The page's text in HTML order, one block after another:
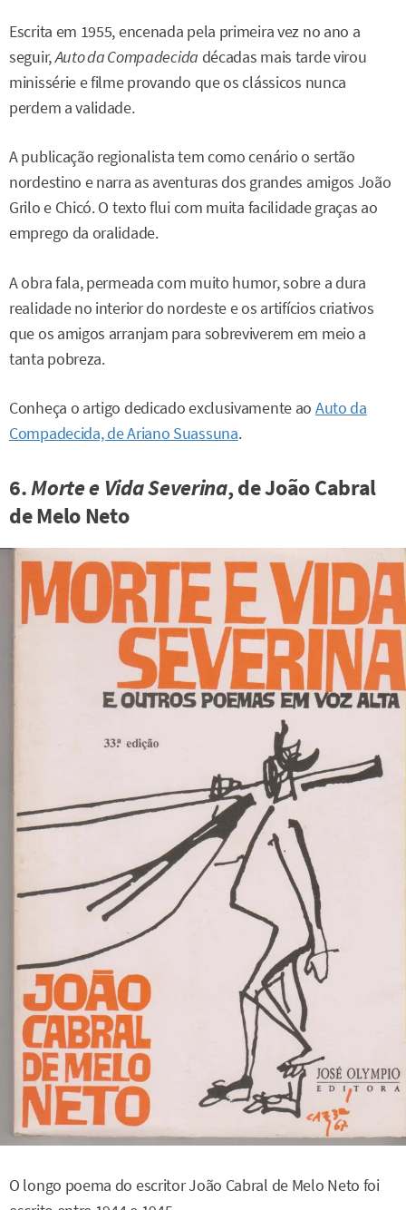
Escrita em 1955, encenada pela primeira vez no ano a
seguir,Auto da Compadecida décadas mais tarde virou
minissérie e filme provando que os clássicos nunca
perdem a validade.
A publicação regionalista tem como cenário o sertão
nordestino e narra as aventuras dos grandes amigos João
Grilo e Chicó. O texto flui com muita facilidade graças ao
emprego da oralidade.
A obra fala, permeada com muito humor, sobre a dura
realidade no interior do nordeste e os artifícios criativos
que os amigos arranjam para sobreviverem em meio a
tanta pobreza.
Conheça o artigo dedicado exclusivamente ao Auto da
Compadecida, de Ariano Suassuna.
6.Morte e Vida Severina, de João Cabral
de Melo Neto
O longo poema do escritor João Cabral de Melo Neto foi